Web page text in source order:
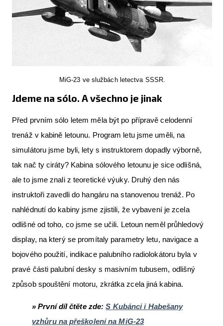
MiG-23 ve službách letectva SSSR.
Jdeme na sólo. A všechno je jinak
Před prvním sólo letem měla být po přípravě celodenní
trenáž v kabině letounu. Program letu jsme uměli, na
simulátoru jsme byli, lety s instruktorem dopadly výborně,
tak nač ty ciráty? Kabina sólového letounu je sice odlišná,
ale to jsme znali z teoretické výuky. Druhý den nás
instruktoři zavedli do hangáru na stanovenou trenáž. Po
nahlédnutí do kabiny jsme zjistili, že vybavení je zcela
odlišné od toho, co jsme se učili. Letoun neměl průhledový
display, na který se promítaly parametry letu, navigace a
bojového použití, indikace palubního radiolokátoru byla v
pravé části palubní desky s masivním tubusem, odlišný
způsob spouštění motoru, zkrátka zcela jiná kabina.
» První díl čtěte zde:S Kubánci i Habešany
vzhůru na přeškolení na MiG-23